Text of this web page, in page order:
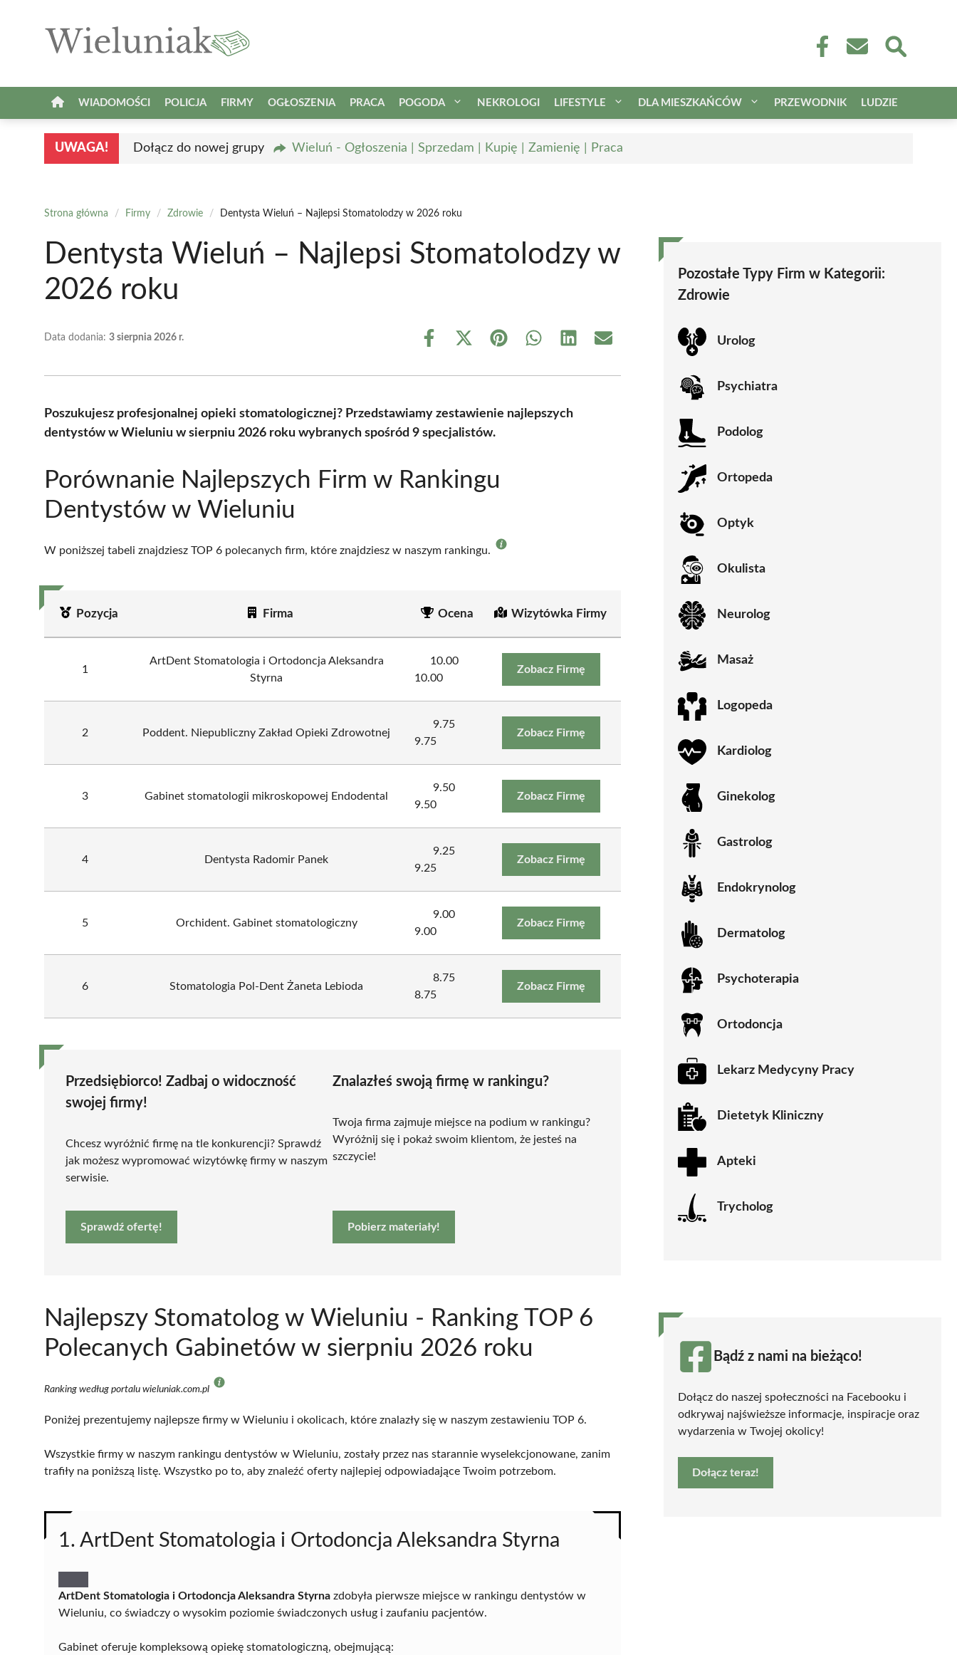
WIADOMOŚCI POLICJA FIRMY OGŁOSZENIA PRACA POGODA NEKROLOGI LIFESTYLE DLA MIESZKAŃCÓW PRZEWODNIK LUDZIE
UWAGA! Dołącz do nowej grupy Wieluń - Ogłoszenia | Sprzedam | Kupię | Zamienię | Praca
Strona główna / Firmy / Zdrowie / Dentysta Wieluń – Najlepsi Stomatolodzy w 2026 roku
Dentysta Wieluń – Najlepsi Stomatolodzy w
2026 roku
Data dodania: 3 sierpnia 2026 r.
Share
Share
(Twitter)
Share Share Share Share
Poszukujesz profesjonalnej opieki stomatologicznej? Przedstawiamy zestawienie najlepszych
dentystów w Wieluniu w sierpniu 2026 roku wybranych spośród 9 specjalistów.
Porównanie Najlepszych Firm w Rankingu
Dentystów w Wieluniu
W poniższej tabeli znajdziesz TOP 6 polecanych firm, które znajdziesz w naszym rankingu.
Pozycja Firma Ocena Wizytówka Firmy
1
ArtDent Stomatologia i Ortodoncja Aleksandra
Styrna
10.00
10.00
Zobacz Firmę
2 Poddent. Niepubliczny Zakład Opieki Zdrowotnej
9.75
9.75
Zobacz Firmę
3 Gabinet stomatologii mikroskopowej Endodental
9.50
9.50
Zobacz Firmę
4 Dentysta Radomir Panek
9.25
9.25
Zobacz Firmę
5 Orchident. Gabinet stomatologiczny
9.00
9.00
Zobacz Firmę
6 Stomatologia Pol-Dent Żaneta Lebioda
8.75
8.75
Zobacz Firmę
Przedsiębiorco! Zadbaj o widoczność
swojej firmy!
Chcesz wyróżnić firmę na tle konkurencji? Sprawdź
jak możesz wypromować wizytówkę firmy w naszym
serwisie.
Sprawdź ofertę!
Znalazłeś swoją firmę w rankingu?
Twoja firma zajmuje miejsce na podium w rankingu?
Wyróżnij się i pokaż swoim klientom, że jesteś na
szczycie!
Pobierz materiały!
Najlepszy Stomatolog w Wieluniu - Ranking TOP 6
Polecanych Gabinetów w sierpniu 2026 roku
Ranking według portalu wieluniak.com.pl
Poniżej prezentujemy najlepsze firmy w Wieluniu i okolicach, które znalazły się w naszym zestawieniu TOP 6.
Wszystkie firmy w naszym rankingu dentystów w Wieluniu, zostały przez nas starannie wyselekcjonowane, zanim
trafiły na poniższą listę. Wszystko po to, aby znaleźć oferty najlepiej odpowiadające Twoim potrzebom.
1. ArtDent Stomatologia i Ortodoncja Aleksandra Styrna
ArtDent Stomatologia i Ortodoncja Aleksandra Styrna zdobyła pierwsze miejsce w rankingu dentystów w
Wieluniu, co świadczy o wysokim poziomie świadczonych usług i zaufaniu pacjentów.
Gabinet oferuje kompleksową opiekę stomatologiczną, obejmującą:
Pozostałe Typy Firm w Kategorii:
Zdrowie
Urolog
Psychiatra
Podolog
Ortopeda
Optyk
Okulista
Neurolog
Masaż
Logopeda
Kardiolog
Ginekolog
Gastrolog
Endokrynolog
Dermatolog
Psychoterapia
Ortodoncja
Lekarz Medycyny Pracy
Dietetyk Kliniczny
Apteki
Trycholog
Bądź z nami na bieżąco!
Dołącz do naszej społeczności na Facebooku i
odkrywaj najświeższe informacje, inspiracje oraz
wydarzenia w Twojej okolicy!
Dołącz teraz!